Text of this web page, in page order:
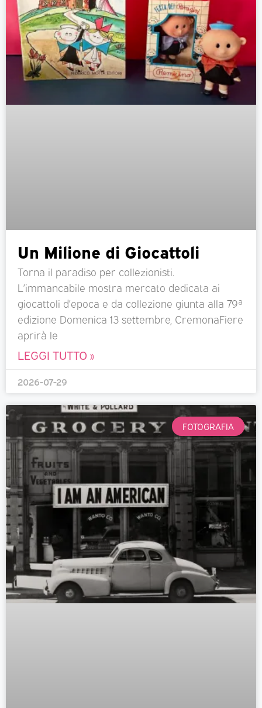
Un Milione di Giocattoli
Torna il paradiso per collezionisti.
L’immancabile mostra mercato dedicata ai
giocattoli d’epoca e da collezione giunta alla 79ª
edizione Domenica 13 settembre, CremonaFiere
aprirà le
LEGGI TUTTO »
2026-07-29
FOTOGRAFIA